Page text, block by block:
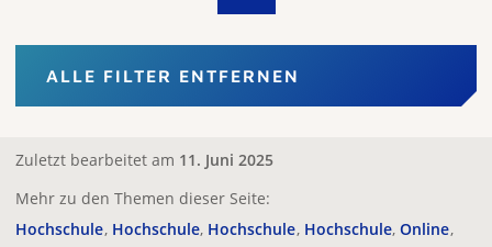
ALLE FILTER ENTFERNEN
Zuletzt bearbeitet am 11. Juni 2025
Mehr zu den Themen dieser Seite:
Hochschule Hochschule Hochschule Hochschule Online